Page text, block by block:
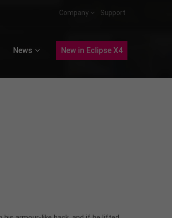
Company Support
News New in Eclipse X4